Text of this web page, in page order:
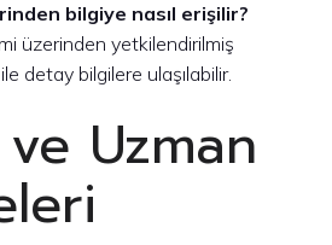
bilgiye nasıl erişilir?
üzerinden yetkilendirilmiş
ile detay bilgilere ulaşılabilir.
Uzman